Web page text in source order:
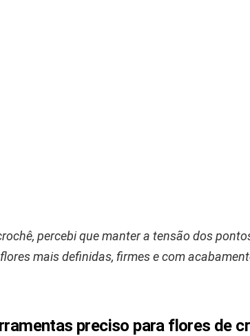
percebi que manter a tensão dos
mais definidas, firmes e com
preciso para flores de